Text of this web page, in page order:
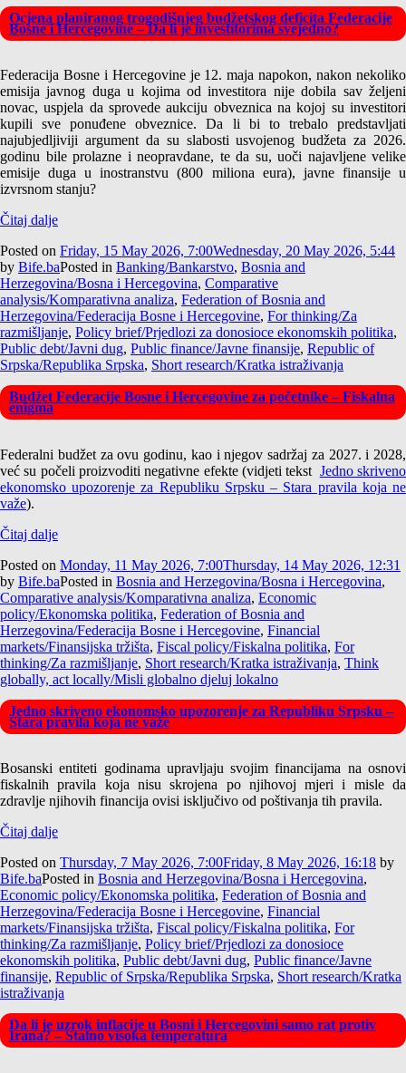
Ocjena planiranog trogodišnjeg budžetskog deficita Federacije
Bosne i Hercegovine – Da li je investitorima svejedno?
Federacija Bosne i Hercegovine je 12. maja napokon, nakon nekoliko
emisija javnog duga u kojima od investitora nije dobila sav željeni
novac, uspjela da sprovede aukciju obveznica na kojoj su investitori
kupili sve ponuđene obveznice. Da li bi to trebalo predstavljati
najubjedljiviji argument da su slabosti usvojenog budžeta za 2026.
godinu bile prolazne i neopravdane, te da su, uoči najavljene velike
emisije duga u inostranstvu (800 miliona eura), javne finansije u
izvrsnom stanju?
Čitaj dalje
Posted on Friday, 15 May 2026, 7:00Wednesday, 20 May 2026, 5:44
by Bife.baPosted in Banking/Bankarstvo, Bosnia and
Herzegovina/Bosna i Hercegovina, Comparative
analysis/Komparativna analiza, Federation of Bosnia and
Herzegovina/Federacija Bosne i Hercegovine, For thinking/Za
razmišljanje, Policy brief/Prjedlozi za donosioce ekonomskih politika,
Public debt/Javni dug, Public finance/Javne finansije, Republic of
Srpska/Republika Srpska, Short research/Kratka istraživanja
Budžet Federacije Bosne i Hercegovine za početnike – Fiskalna
enigma
Federalni budžet za ovu godinu, kao i njegov sadržaj za 2027. i 2028,
već su počeli proizvoditi negativne efekte (vidjeti tekst Jedno skriveno
ekonomsko upozorenje za Republiku Srpsku – Stara pravila koja ne
važe).
Čitaj dalje
Posted on Monday, 11 May 2026, 7:00Thursday, 14 May 2026, 12:31
by Bife.baPosted in Bosnia and Herzegovina/Bosna i Hercegovina,
Comparative analysis/Komparativna analiza, Economic
policy/Ekonomska politika, Federation of Bosnia and
Herzegovina/Federacija Bosne i Hercegovine, Financial
markets/Finansijska tržišta, Fiscal policy/Fiskalna politika, For
thinking/Za razmišljanje, Short research/Kratka istraživanja, Think
globally, act locally/Misli globalno djeluj lokalno
Jedno skriveno ekonomsko upozorenje za Republiku Srpsku –
Stara pravila koja ne važe
Bosanski entiteti godinama upravljaju svojim financijama na osnovi
fiskalnih pravila koja nisu skrojena po njihovoj mjeri i misle da
zdravlje njihovih financija ovisi isključivo od poštivanja tih pravila.
Čitaj dalje
Posted on Thursday, 7 May 2026, 7:00Friday, 8 May 2026, 16:18 by
Bife.baPosted in Bosnia and Herzegovina/Bosna i Hercegovina,
Economic policy/Ekonomska politika, Federation of Bosnia and
Herzegovina/Federacija Bosne i Hercegovine, Financial
markets/Finansijska tržišta, Fiscal policy/Fiskalna politika, For
thinking/Za razmišljanje, Policy brief/Prjedlozi za donosioce
ekonomskih politika, Public debt/Javni dug, Public finance/Javne
finansije, Republic of Srpska/Republika Srpska, Short research/Kratka
istraživanja
Da li je uzrok inflacije u Bosni i Hercegovini samo rat protiv
Irana? – Stalno visoka temperatura